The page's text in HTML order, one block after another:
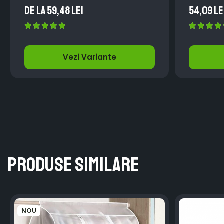
de la 59,48 Lei
Vezi Variante
54,09
Produse similare
NOU